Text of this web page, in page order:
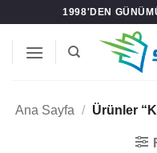
1998'DEN
Ana Sayfa / Ürünler